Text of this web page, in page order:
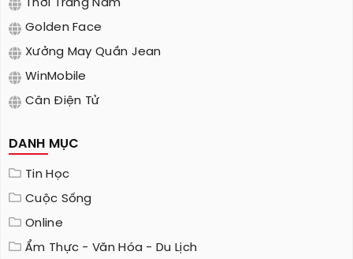
Thời Trang Nam
Golden Face
Xưởng May Quần Jean
WinMobile
Cân Điện Tử
DANH MỤC
Tin Học
Cuộc Sống
Online
Ẩm Thực - Văn Hóa - Du Lịch